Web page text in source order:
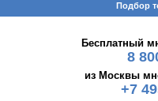
Подбор
Бесплатный
8
из Москвы
+7